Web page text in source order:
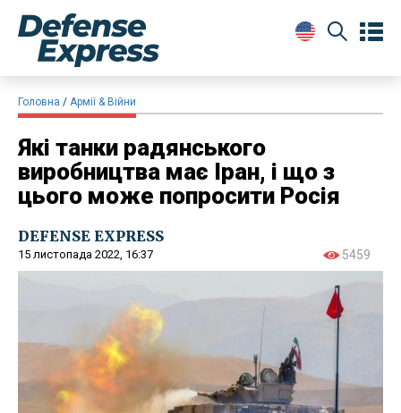
Головна Армії & Війни
Які танки радянського
виробництва має Іран, і що з
цього може попросити Росія
DEFENSE EXPRESS
15 листопада 2022, 16:37 5459